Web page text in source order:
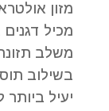
מזון
מכיל
משלב
בשילוב
יעיל